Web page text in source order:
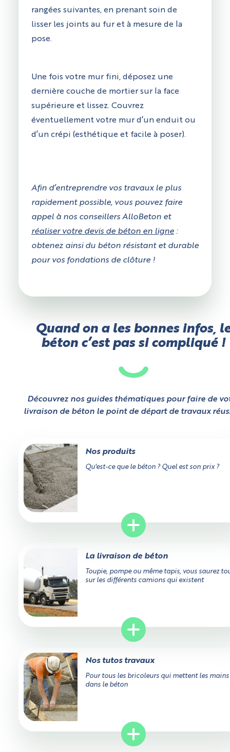
rangées suivantes, en prenant soin de
lisser les joints au fur et à mesure de la
pose.
Une fois votre mur fini, déposez une
dernière couche de mortier sur la face
supérieure et lissez. Couvrez
éventuellement votre mur d’un enduit ou
d’un crépi (esthétique et facile à poser).
Afin d’entreprendre vos travaux le plus
rapidement possible, vous pouvez faire
appel à nos conseillers AlloBeton et
réaliser votre devis de béton en ligne:
obtenez ainsi du béton résistant et durable
pour vos fondations de clôture !
Quand on a les bonnes infos,
béton c’est pas si compliqué !
Découvrez nos guides thématiques pour faire de
livraison de béton le point de départ de travaux
Nos produits
Qu'est-ce que le béton ? Quel est son prix ?
La livraison de béton
Toupie, pompe ou même tapis, vous saurez
sur les différents camions qui existent
Nos tutos travaux
Pour tous les bricoleurs qui mettent les mains
dans le béton